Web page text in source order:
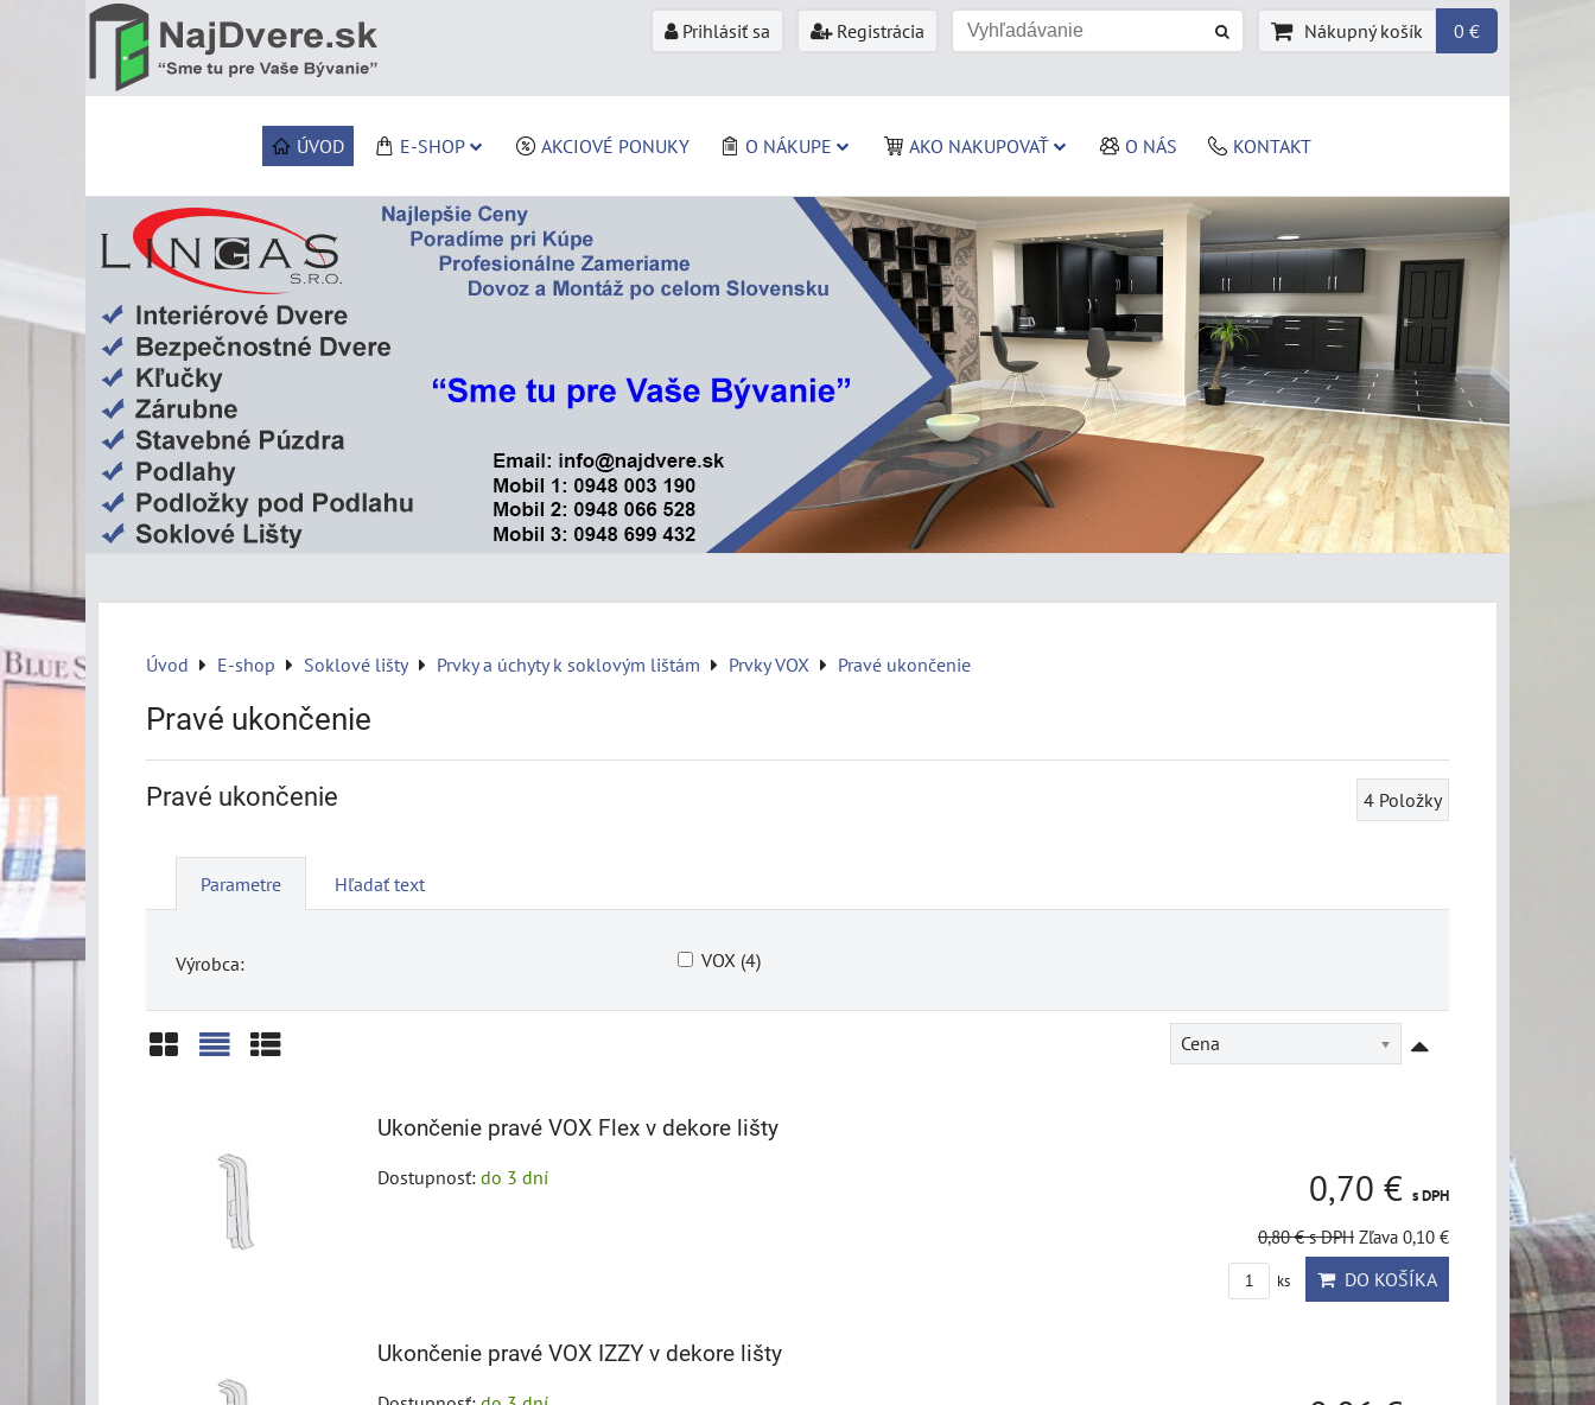
Prihlásiť sa Registrácia Nákupný košík 0 €
ÚVOD E-SHOP AKCIOVÉ PONUKY O NÁKUPE AKO NAKUPOVAŤ O NÁS KONTAKT
Úvod E-shop Soklové lišty Prvky a úchyty k soklovým lištám Prvky VOX Pravé ukončenie
Pravé ukončenie
Pravé ukončenie 4 Položky
Parametre Hľadať text
Výrobca: VOX (4)
Cena
Ukončenie pravé VOX Flex v dekore lišty
Dostupnosť: do 3 dní 0,70 € s DPH
0,80 €s DPH Zľava 0,10 €
ks DO KOŠÍKA
Ukončenie pravé VOX IZZY v dekore lišty